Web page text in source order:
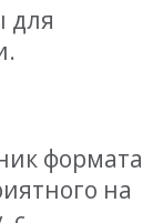
для
формата
на